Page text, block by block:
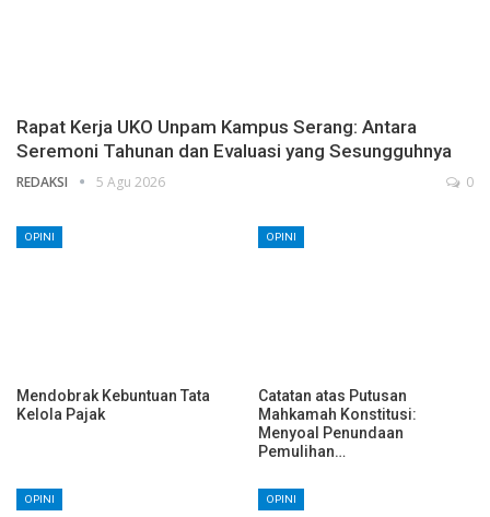
Rapat Kerja UKO Unpam Kampus Serang: Antara
Seremoni Tahunan dan Evaluasi yang Sesungguhnya
REDAKSI 5 Agu 2026 0
OPINI
Mendobrak Kebuntuan Tata
Kelola Pajak
OPINI
Catatan atas Putusan
Mahkamah Konstitusi:
Menyoal Penundaan
Pemulihan…
OPINI OPINI